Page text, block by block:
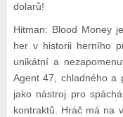
dolarů!
Hitman: Blood Money
her v historii herního
unikátní a
Agent 47, chladného a
jako nástroj pro
kontraktů. Hráč má na